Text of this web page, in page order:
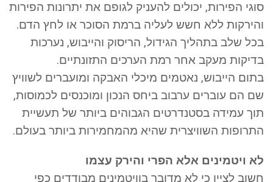
סוגי הפירות, יכולים להעניק לגופם את יתרונות הפירות
והירקות ללא חשש לעליה ברמת הסוכר או לחץ הדם.
בכל שלב בתהליך הגידול, הריסוק והייבוש, נערכות
בדיקות מעקב אחר רמת הערכים התזונתיים.
בתום הייבוש, נאטמים מיכלי האבקה ומועברים לשוויץ
שם הם עוברים ערבוב ביחס הנכון ומוכנסים לכמוסות,
תוך עמידה בסטנדרטים הגבוהים ביותר של תעשיית
התרופות השוויצרית שהיא מהמחמירות ביותר בעולם.
לא ויטמינים אלא הפרי והירק עצמו
חשוב לציין כי לא מדובר בוויטמינים מבודדים כפי